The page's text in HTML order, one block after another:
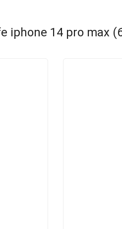
iphone 14 pro max